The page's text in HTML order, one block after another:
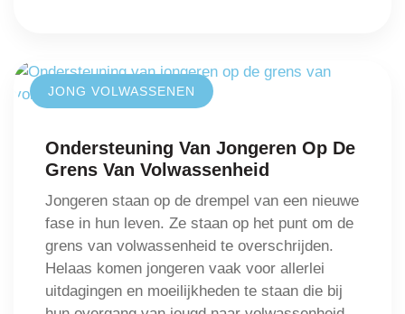
JONG VOLWASSENEN
Ondersteuning Van Jongeren Op De
Grens Van Volwassenheid
Jongeren staan op de drempel van een nieuwe
fase in hun leven. Ze staan op het punt om de
grens van volwassenheid te overschrijden.
Helaas komen jongeren vaak voor allerlei
uitdagingen en moeilijkheden te staan die bij